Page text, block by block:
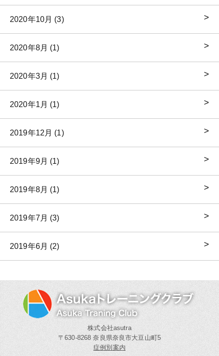
2020年10月 (3)
2020年8月 (1)
2020年3月 (1)
2020年1月 (1)
2019年12月 (1)
2019年9月 (1)
2019年8月 (1)
2019年7月 (3)
2019年6月 (2)
株式会社asutra
〒630-8268 奈良県奈良市大豆山町5
症例別案内